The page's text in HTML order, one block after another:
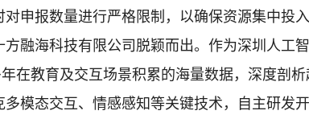
申报数量进行严格限制，以确保资源集中投
海科技有限公司脱颖而出。作为深圳人工
在教育及交互场景积累的海量数据，深度剖
多模态交互、情感感知等关键技术，自主研